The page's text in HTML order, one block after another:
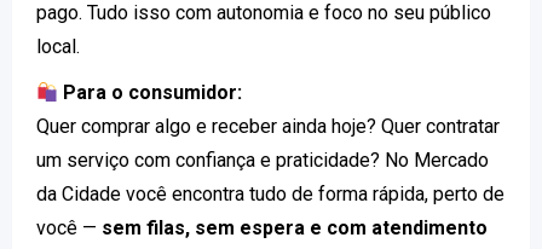
pago. Tudo isso com autonomia e foco no seu público
local.
Para o consumidor:
Quer comprar algo e receber ainda hoje? Quer contratar
um serviço com confiança e praticidade? No Mercado
da Cidade você encontra tudo de forma rápida, perto de
você — sem filas, sem espera e com atendimento